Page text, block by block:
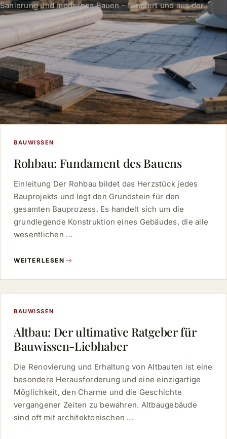
Sanierung und modernes Bauen – fundiert und aus der
Praxis.
BAUWISSEN
Rohbau: Fundament des Bauens
Einleitung Der Rohbau bildet das Herzstück jedes
Bauprojekts und legt den Grundstein für den
gesamten Bauprozess. Es handelt sich um die
grundlegende Konstruktion eines Gebäudes, die alle
wesentlichen …
WEITERLESEN
BAUWISSEN
Altbau: Der ultimative Ratgeber für
Bauwissen-Liebhaber
Die Renovierung und Erhaltung von Altbauten ist eine
besondere Herausforderung und eine einzigartige
Möglichkeit, den Charme und die Geschichte
vergangener Zeiten zu bewahren. Altbaugebäude
sind oft mit architektonischen …